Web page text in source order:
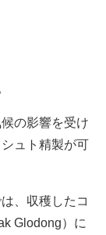
の影響を受け
ュト精製が可
、収穫したコ
Glodong）に